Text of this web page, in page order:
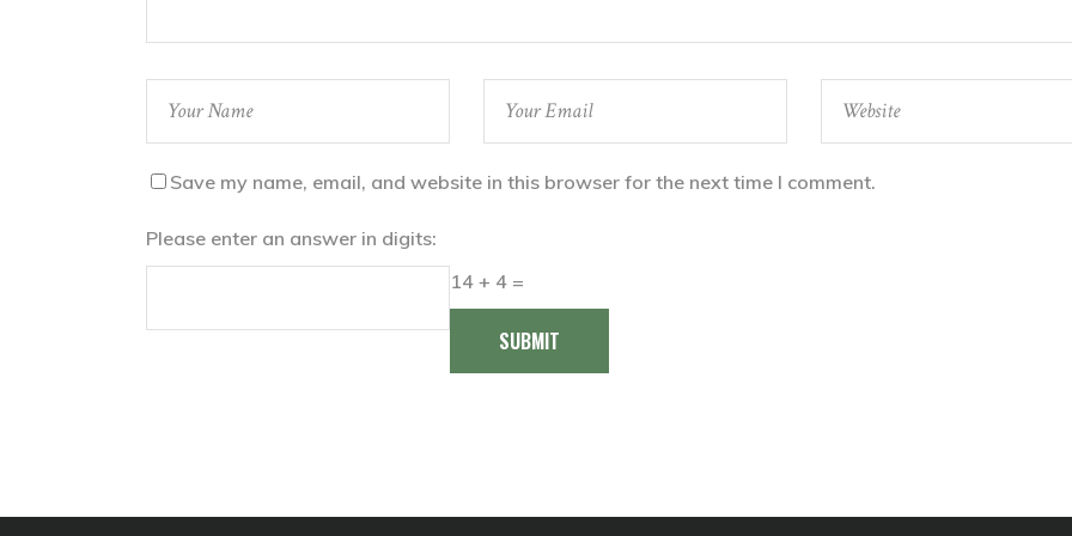
Save my name, email, and website in this browser for the next time I comment.
Please enter an answer in digits:
14 + 4 =
SUBMIT